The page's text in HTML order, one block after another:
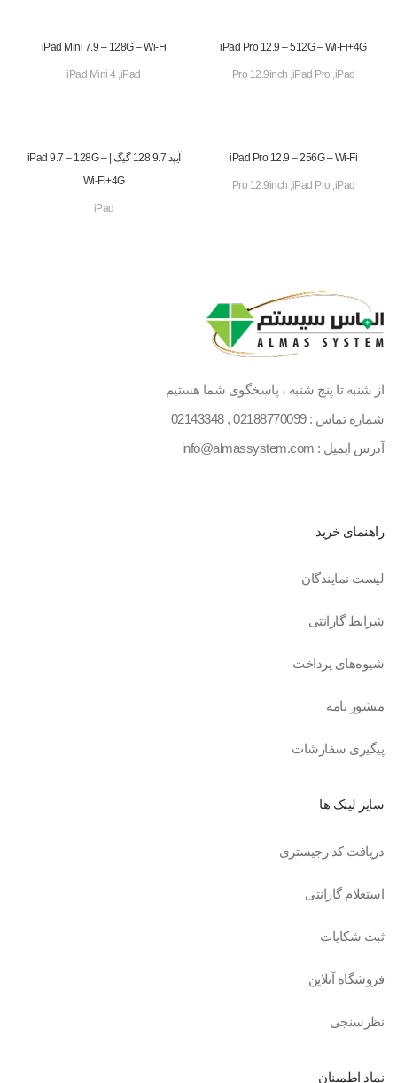
iPad Pro 12.9 – 512G – Wi-Fi+4G
iPad
,
iPad Pro
,
Pro 12.9inch
iPad Mini 7.9 – 128G – Wi-Fi
iPad
,
iPad Mini 4
iPad Pro 12.9 – 256G – Wi-Fi
iPad
,
iPad Pro
,
Pro 12.9inch
آیپد 9.7 128 گیگ | iPad 9.7 – 128G –
Wi-Fi+4G
iPad
از شنبه تا پنج شنبه ، پاسخگوی شما هستیم
شماره تماس :02188770099
,
02143348
آدرس ایمیل : info@almassystem.com
راهنمای خرید
لیست نمایندگان
شرایط گارانتی
شیوه‌های پرداخت
منشور نامه
پیگیری سفارشات
سایر لینک ها
دریافت کد رجیستری
استعلام گارانتی
ثبت شکایات
فروشگاه آنلاین
نظرسنجی
نماد اطمینان